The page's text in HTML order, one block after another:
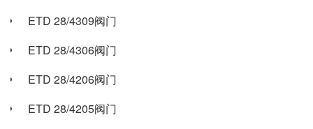
ETD 28/4309阀门
ETD 28/4306阀门
ETD 28/4206阀门
ETD 28/4205阀门